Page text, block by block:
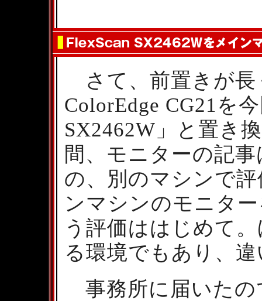
さて、前置きが長
ColorEdge CG21を
SX2462W」と置き
間、モニターの記
の、別のマシンで
ンマシンのモニタ
う評価ははじめて
る環境でもあり、
事務所に届いたの